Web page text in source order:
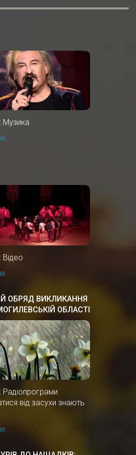
Музика
Відео
ОБРЯД ВИКЛИКАННЯ
ОБЛАСТІ
Радіопрограми
від засухи знають